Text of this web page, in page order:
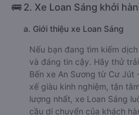
🚌 2. Xe Loan Sáng khởi
a. Giới thiệu xe Loan Sáng
Nếu bạn đang tìm kiếm
và đáng tin cậy. Hãy thử
Bến xe An Sương từ Cư Jút
xế giàu kinh nghiệm, tận
lượng nhất, xe Loan Sáng
cầu di chuyển của khách